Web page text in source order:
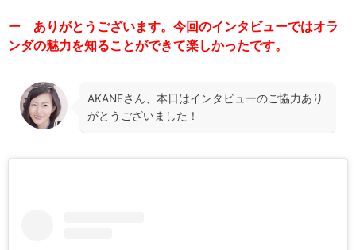
ー ありがとうございます。今回のインタビューではオラ
ンダの魅力を知ることができて楽しかったです。
AKANEさん、本日はインタビューのご協力あり
がとうございました！